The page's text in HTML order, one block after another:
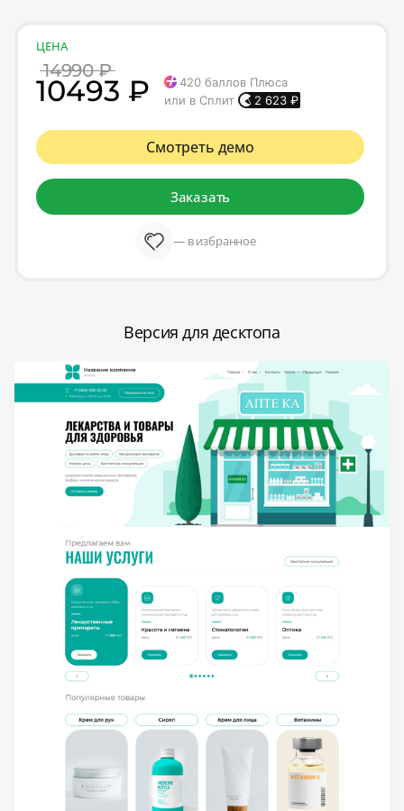
ЦЕНА
14990 ₽
10493 ₽ 420 баллов Плюса
или в Сплит
2 623 ₽
Смотреть демо
Заказать
— в избранное
Версия для десктопа